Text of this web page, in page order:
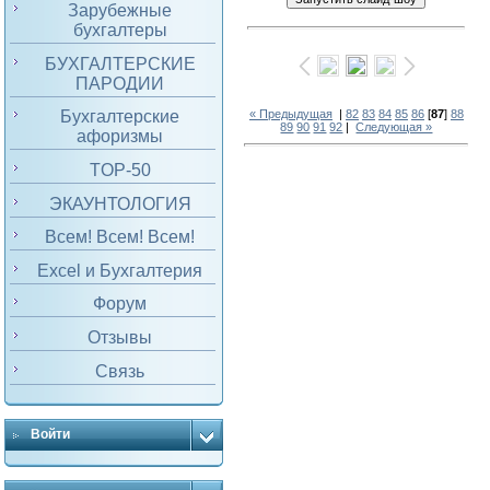
Зарубежные
бухгалтеры
БУХГАЛТЕРСКИЕ
ПАРОДИИ
Бухгалтерские
афоризмы
TOP-50
ЭКАУНТОЛОГИЯ
Всем! Всем! Всем!
Excel и Бухгалтерия
Форум
Отзывы
Связь
Войти
« Предыдущая| 82 83 84 85 86[87] 88
89 90 91 92 |Следующая »